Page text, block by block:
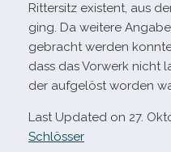
Rittersitz exis­tent, aus
ging. Da wei­tere
gebracht wer­den
dass das Vorwerk
der auf­ge­löst wor­den
Last Updated on 27.
Schlösser